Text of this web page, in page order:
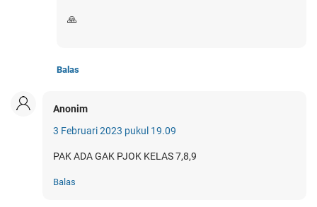
🙏
Balas
Anonim
3 Februari 2023 pukul 19.09
PAK ADA GAK PJOK KELAS 7,8,9
Balas